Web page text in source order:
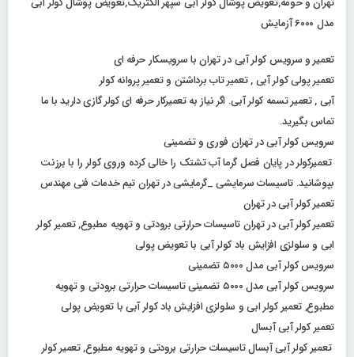
مدل ۶۰۰۰ آزمایش
تعمیر و سرویس کولر آبی در تهران با سرویسکار حرفه ای
تعمیر پولی کولر آبی , تعمیر تاب برداشتن و تعمیر پروانه کولر
آبی , تعمیر تسمه کولر آبی. اگر نیاز به تعمیرکار حرفه ای کولر گازی دارید با ما
تماس بگیرید.
سرویس کولر آبی در تهران فوری و تضمینی
تعمیرکولر در پایان فصل گرما آب تشتک را خالی کرده وروی کولر را با برزنت
بپوشانید. تاسیسات سرمایشی _گرمایشی در تهران تیم خدمات فنی مهندس
تعمیر کولر آبی در تهران
تعمیر کولر آبی در تهران تاسیسات حرارتی برودتی و تهویه مطبوع, تعمیر کولر
ابی و سلولزی افزایش باد کولر آبی با تعویض پولی
سرویس کولر آبی مدل ۵۰۰۰ تضمینی
سرویس کولر آبی مدل ۵۰۰۰ تضمینی تاسیسات حرارتی برودتی و تهویه
مطبوع, تعمیر کولر ابی و سلولزی افزایش باد کولر آبی با تعویض پولی
تعمیر کولر آبی آبسال
تعمیر کولر آبی آبسال تاسیسات حرارتی برودتی و تهویه مطبوع, تعمیر کولر